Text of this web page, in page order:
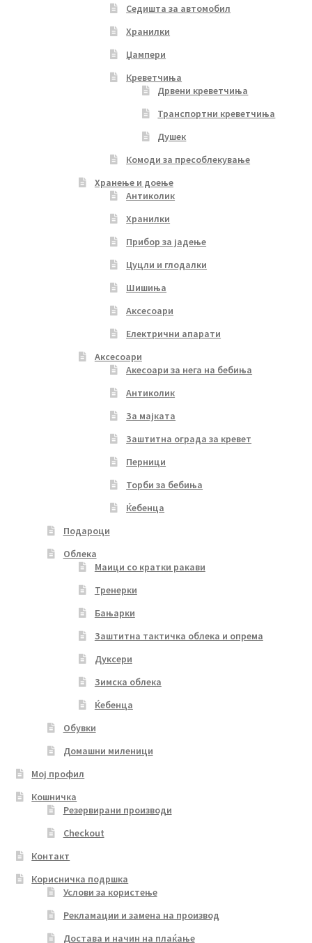
Седишта за автомобил
Хранилки
Џампери
Креветчиња
Дрвени креветчиња
Транспортни креветчиња
Душек
Комоди за пресоблекување
Хранење и доење
Антиколик
Хранилки
Прибор за јадење
Цуцли и глодалки
Шишиња
Аксесоари
Електрични апарати
Аксесоари
Акесоари за нега на бебиња
Антиколик
За мајката
Заштитна ограда за кревет
Перници
Торби за бебиња
Ќебенца
Подароци
Облека
Маици со кратки ракави
Тренерки
Бањарки
Заштитна тактичка облека и опрема
Дуксери
Зимска облека
Ќебенца
Обувки
Домашни миленици
Мој профил
Кошничка
Резервирани производи
Checkout
Контакт
Корисничка подршка
Услови за користење
Рекламации и замена на производ
Достава и начин на плаќање